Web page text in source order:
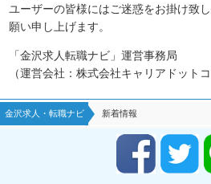
ユーザーの皆様にはご迷惑をお掛け致
願い申し上げます。
「金沢求人転職ナビ」運営事務局
（運営会社：株式会社キャリアドットコ
金沢求人・転職ナビ 新着情報